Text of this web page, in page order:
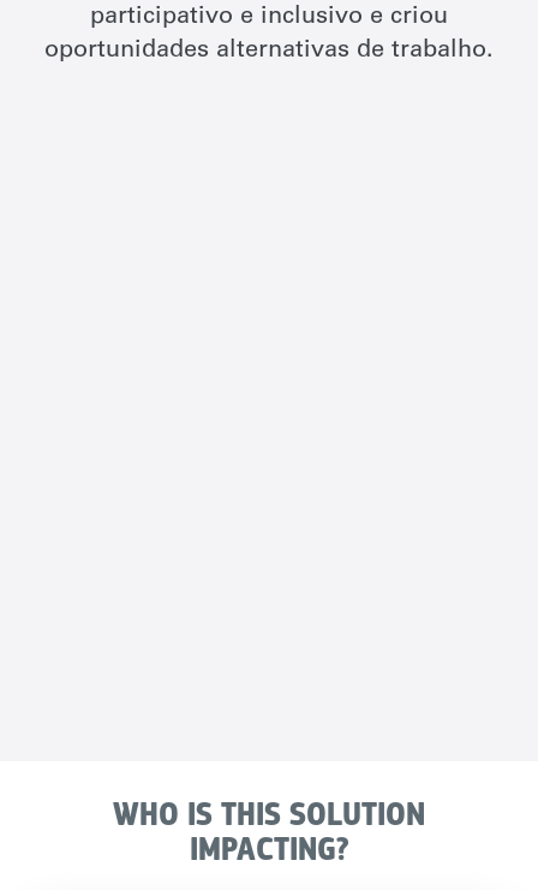
participativo e inclusivo e criou
oportunidades alternativas de trabalho.
WHO IS THIS SOLUTION
IMPACTING?